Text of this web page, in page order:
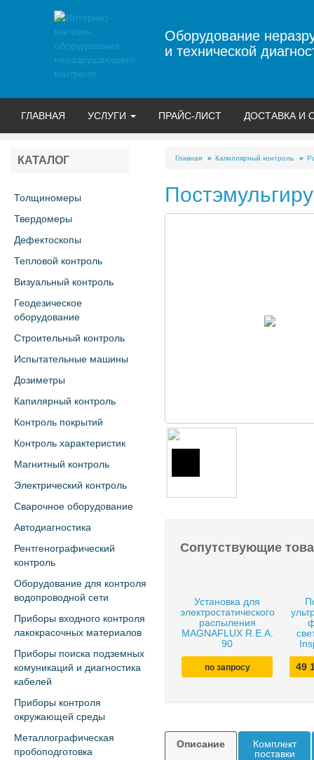
Оборудование
и технической
ГЛАВНАЯ УСЛУГИ ПРАЙС-ЛИСТ ДОСТАВКА И
КАТАЛОГ
Толщиномеры
Твердомеры
Дефектоскопы
Тепловой контроль
Визуальный контроль
Геодезическое
оборудование
Строительный контроль
Испытательные машины
Дозиметры
Капилярный контроль
Контроль покрытий
Контроль характеристик
Магнитный контроль
Электрический контроль
Сварочное оборудование
Автодиагностика
Рентгенографический
контроль
Оборудование для контроля
водопроводной сети
Приборы входного контроля
лакокрасочных материалов
Приборы поиска подземных
комуникаций и диагностика
кабелей
Приборы контроля
окружающей среды
Металлографическая
пробоподготовка
Главная Капиллярный контроль
Сопутствующие
Установка для
электростатического
распыления
MAGNAFLUX R.E.A.
90
по запросу 49
Описание
Комплект
поставки